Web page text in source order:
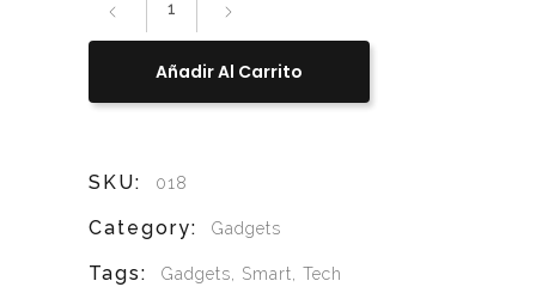
Añadir Al Carrito
SKU: 018
Category: Gadgets
Tags: Gadgets, Smart, Tech